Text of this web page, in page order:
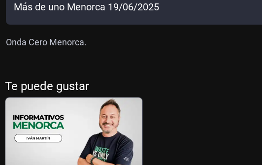
Más de uno Menorca 19/06/2025
Onda Cero Menorca.
Te puede gustar